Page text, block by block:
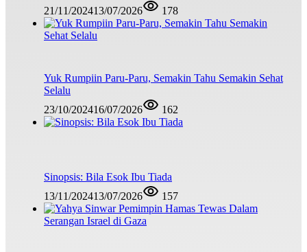
21/11/202413/07/2026 178
Yuk Rumpiin Paru-Paru, Semakin Tahu Semakin Sehat
Selalu
23/10/202416/07/2026 162
Sinopsis: Bila Esok Ibu Tiada
13/11/202413/07/2026 157